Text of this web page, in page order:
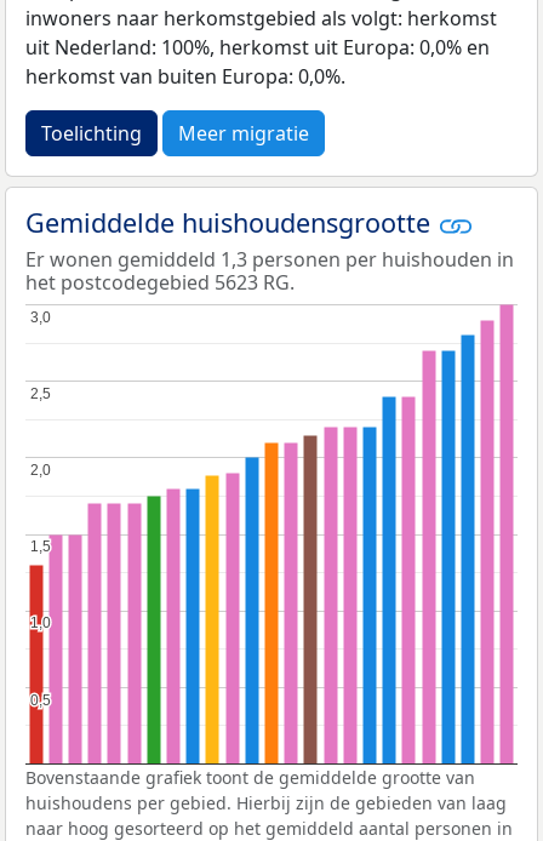
inwoners naar herkomstgebied als volgt: herkomst
uit Nederland: 100%, herkomst uit Europa: 0,0% en
herkomst van buiten Europa: 0,0%.
Toelichting Meer migratie
Gemiddelde huishoudensgrootte
Er wonen gemiddeld 1,3 personen per huishouden in
het postcodegebied 5623 RG.
0,5
0,5
1,0
1,0
1,5
1,5
2,0
2,0
2,5
2,5
3,0
3,0
Bovenstaande grafiek toont de gemiddelde grootte van
huishoudens per gebied. Hierbij zijn de gebieden van laag
naar hoog gesorteerd op het gemiddeld aantal personen in